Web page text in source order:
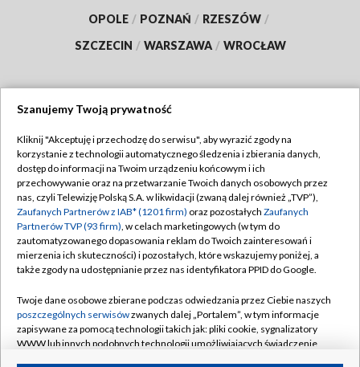
OPOLE / POZNAŃ / RZESZÓW /
SZCZECIN / WARSZAWA / WROCŁAW
TVP
Abonament TVP
Emisja w TVP
Centrum informacji TVP
Naziemna Telewizja Cyfrowa
Rada Programowa
System NOS
Informacje o nadawcy
Regulamin TVP
Polityka prywatności
Moje zgody
Pomoc
Kontakt
Szanujemy Twoją prywatność
Kliknij "Akceptuję i przechodzę do serwisu", aby wyrazić zgody na
korzystanie z technologii automatycznego śledzenia i zbierania danych,
dostęp do informacji na Twoim urządzeniu końcowym i ich
przechowywanie oraz na przetwarzanie Twoich danych osobowych przez
nas, czyli Telewizję Polską S.A. w likwidacji (zwaną dalej również „TVP”),
Zaufanych Partnerów z IAB* (1201 firm) oraz pozostałych Zaufanych
Partnerów TVP (93 firm), w celach marketingowych (w tym do
zautomatyzowanego dopasowania reklam do Twoich zainteresowań i
mierzenia ich skuteczności) i pozostałych, które wskazujemy poniżej, a
także zgody na udostępnianie przez nas identyfikatora PPID do Google.
Twoje dane osobowe zbierane podczas odwiedzania przez Ciebie naszych
poszczególnych serwisówzwanych dalej „Portalem”, w tym informacje
zapisywane za pomocą technologii takich jak: pliki cookie, sygnalizatory
WWW lub innych podobnych technologii umożliwiających świadczenie